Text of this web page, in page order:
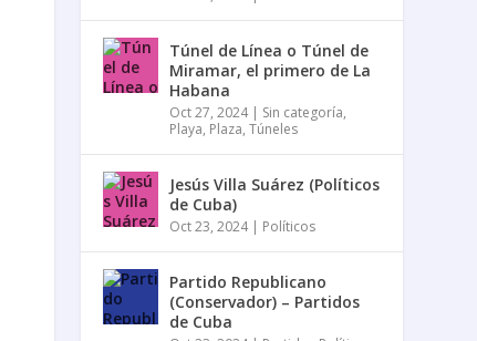
Túnel de Línea o Túnel de
Miramar, el primero de La
Habana
Oct 27, 2024| Sin categoría,
Playa, Plaza,Túneles
Jesús Villa Suárez (Políticos
de Cuba)
Oct 23, 2024| Políticos
Partido Republicano
(Conservador) – Partidos
de Cuba